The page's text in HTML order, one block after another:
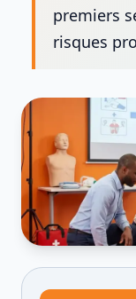
premiers
risques